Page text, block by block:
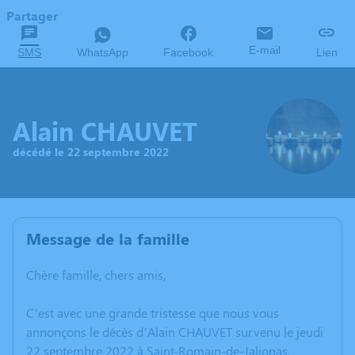
Partager
SMS WhatsApp Facebook E-mail Lien
Alain CHAUVET
décédé le 22 septembre 2022
Message de la famille
Chère famille, chers amis,
C’est avec une grande tristesse que nous vous
annonçons le décès d’Alain CHAUVET survenu le jeudi
22 septembre 2022 à Saint-Romain-de-Jalionas.